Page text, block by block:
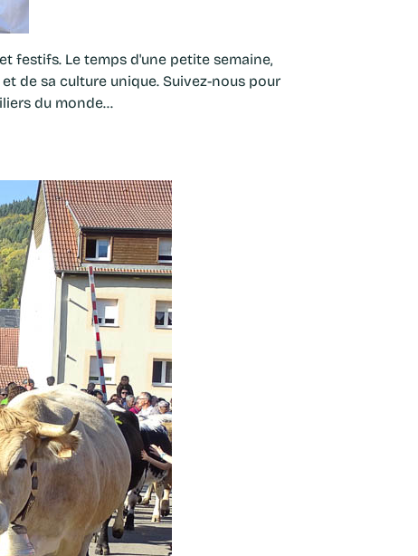
festifs. Le temps d'une petite semaine,
de sa culture unique. Suivez-nous pour
du monde...